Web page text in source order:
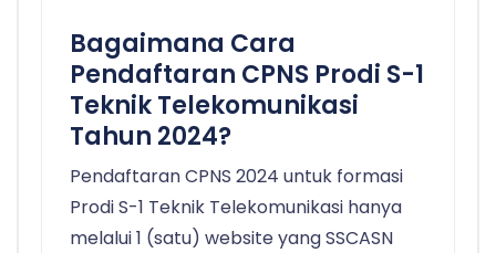
Bagaimana Cara
Pendaftaran CPNS Prodi S-1
Teknik Telekomunikasi
Tahun 2024?
Pendaftaran CPNS 2024 untuk formasi
Prodi S-1 Teknik Telekomunikasi hanya
melalui 1 (satu) website yang SSCASN